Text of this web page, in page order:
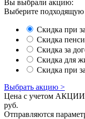
Вы выбрали акцию:
Выберите
Скидка при
Скидка
Скидка за
Скидка для
Скидка при
Выбрать акцию >
Цена с учетом АКЦИИ
руб.
Отправляются